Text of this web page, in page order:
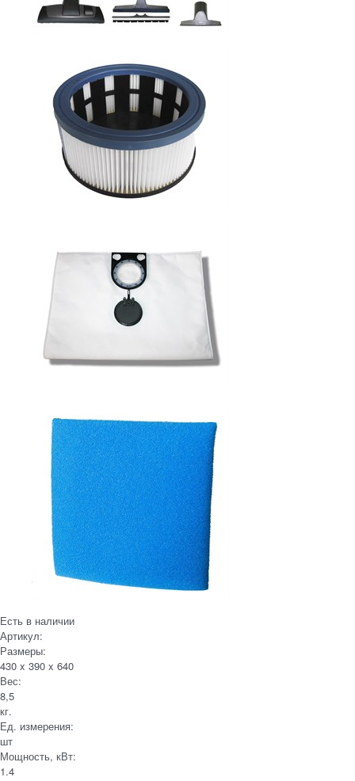
Есть в наличии
Артикул:
Размеры:
430 x 390 x 640
Вес:
8,5
кг.
Ед. измерения:
шт
Мощность, кВт:
1.4